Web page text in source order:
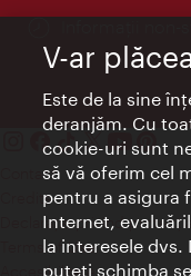
Contact
Credits
Declaraţie privind
Terms of Use
Accesibilitate
V-ar
Este de la sine
deranjăm. Cu
cookie-uri sunt
să vă oferim cel
pentru a asigura
Internet,
la interesele dvs.
puteţi schimba